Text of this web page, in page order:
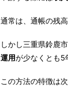
通常は、通帳の残
しかし三重県鈴鹿
運用が少なくとも5
この方法の特徴は